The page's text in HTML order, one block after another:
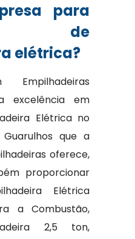
para
de
elétrica?
Empilhadeiras
excelência em
Elétrica no
que a
oferece,
proporcionar
Elétrica
a Combustão,
2,5 ton,